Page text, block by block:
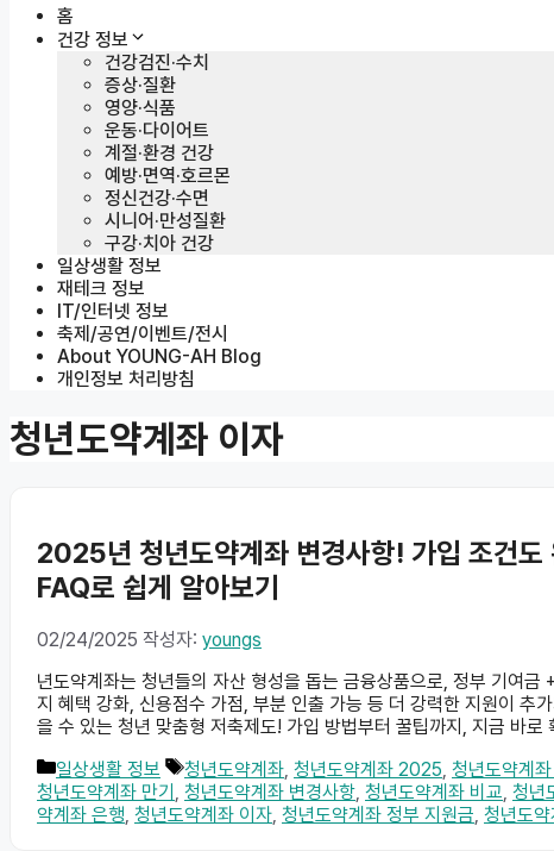
홈
건강 정보
건강검진·수치
증상·질환
영양·식품
운동·다이어트
계절·환경 건강
예방·면역·호르몬
정신건강·수면
시니어·만성질환
구강·치아 건강
일상생활 정보
재테크 정보
IT/인터넷 정보
축제/공연/이벤트/전시
About YOUNG-AH Blog
개인정보 처리방침
청년도약계좌 이자
2025년 청년도약계좌 변경사항! 가입 조건
FAQ로 쉽게 알아보기
02/24/2025 작성자: youngs
년도약계좌는 청년들의 자산 형성을 돕는 금융상품으로, 정부 기여
지 혜택 강화, 신용점수 가점, 부분 인출 가능 등 더 강력한 지원이
을 수 있는 청년 맞춤형 저축제도! 가입 방법부터 꿀팁까지, 지금 바로
카
테
고
일상생활 정보
태
그
청년도약계좌, 청년도약계좌 2025, 청년도약계
청년도약계좌 만기, 청년도약계좌 변경사항, 청년도약계좌 비교, 청년
약계좌 은행, 청년도약계좌 이자, 청년도약계좌 정부 지원금, 청년도